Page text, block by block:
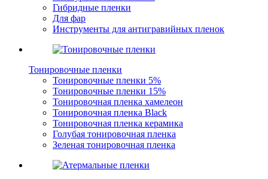
Гибридные пленки
Для фар
Инструменты для антигравийных пленок
Тонировочные пленки
Тонировочные пленки 5%
Тонировочные пленки 15%
Тонировочная пленка хамелеон
Тонировочная пленка Black
Тонировочная пленка керамика
Голубая тонировочная пленка
Зеленая тонировочная пленка